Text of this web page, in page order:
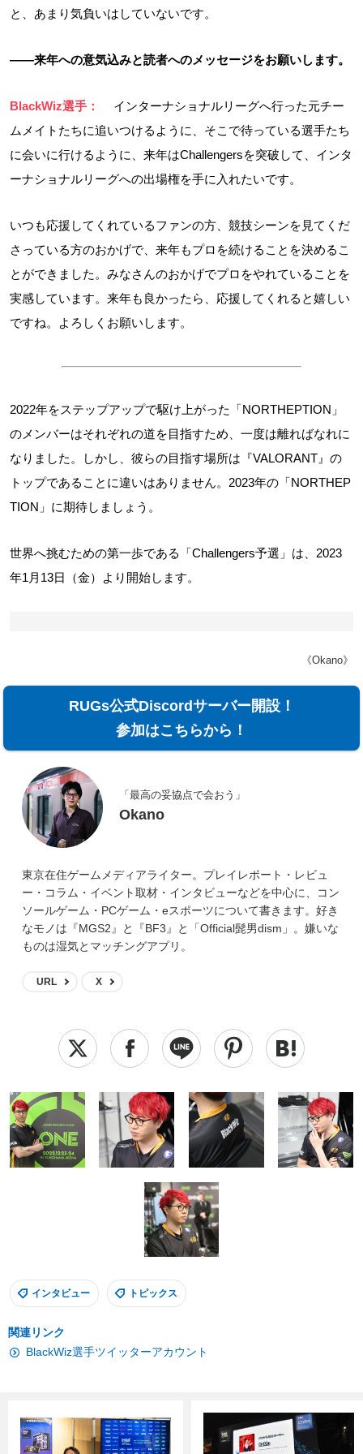
と、あまり気負いはしていないです。
――来年への意気込みと読者へのメッセージをお願いします。
BlackWiz選手：
インターナショナルリーグへ行った元チー
ムメイトたちに追いつけるように、そこで待っている選手たち
に会いに行けるように、来年はChallengersを突破して、インタ
ーナショナルリーグへの出場権を手に入れたいです。
いつも応援してくれているファンの方、競技シーンを見てくだ
さっている方のおかげで、来年もプロを続けることを決めるこ
とができました。みなさんのおかげでプロをやれていることを
実感しています。来年も良かったら、応援してくれると嬉しい
ですね。よろしくお願いします。
2022年をステップアップで駆け上がった「NORTHEPTION」
のメンバーはそれぞれの道を目指すため、一度は離ればなれに
なりました。しかし、彼らの目指す場所は『VALORANT』の
トップであることに違いはありません。2023年の「NORTHEP
TION」に期待しましょう。
世界へ挑むための第一歩である「Challengers予選」は、2023
年1月13日（金）より開始します。
《Okano》
RUGs公式Discordサーバー開設！
参加はこちらから！
「最高の妥協点で会おう」
Okano
東京在住ゲームメディアライター。プレイレポート・レビュ
ー・コラム・イベント取材・インタビューなどを中心に、コン
ソールゲーム・PCゲーム・eスポーツについて書きます。好き
なモノは『MGS2』と『BF3』と「Official髭男dism」。嫌いな
ものは湿気とマッチングアプリ。
URL X
インタビュー トピックス
関連リンク
BlackWiz選手ツイッターアカウント